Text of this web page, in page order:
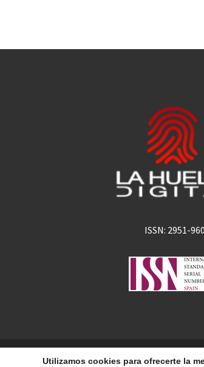
ISSN: 2951-
© 2026La Huella Digital –
Utilizamos cookies para ofrecerte la